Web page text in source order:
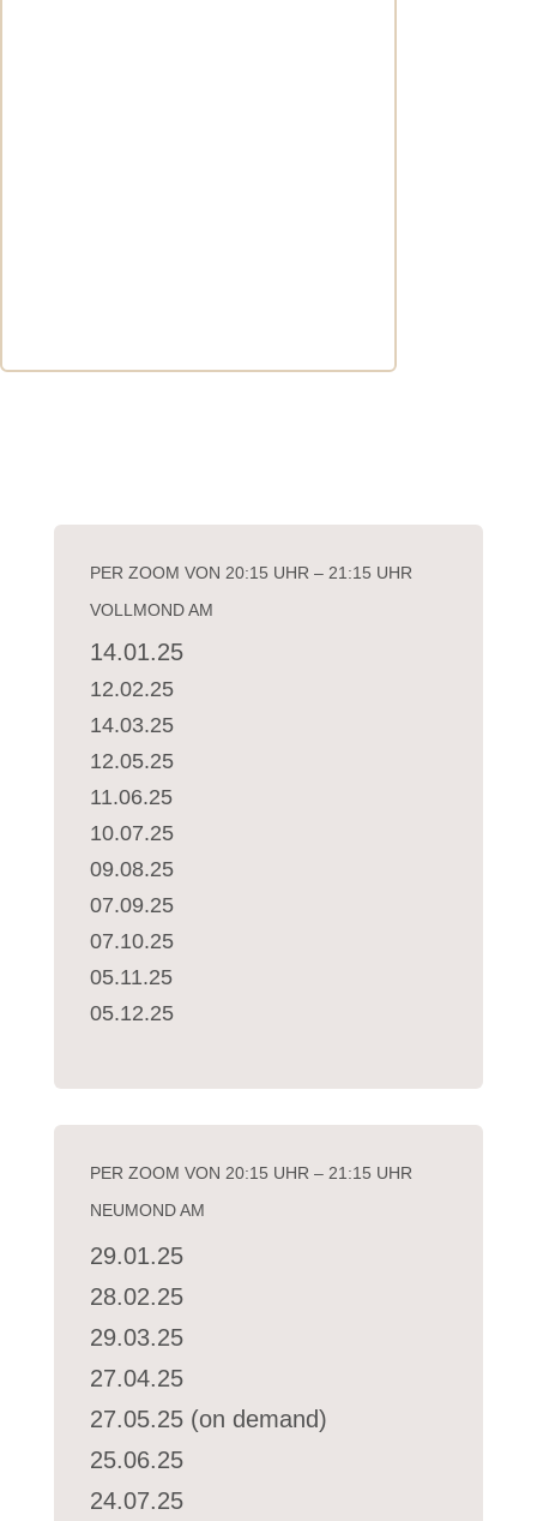
PER ZOOM VON 20:15 UHR – 21:15 UHR
VOLLMOND AM
14.01.25
12.02.25
14.03.25
12.05.25
11.06.25
10.07.25
09.08.25
07.09.25
07.10.25
05.11.25
05.12.25
PER ZOOM VON 20:15 UHR – 21:15 UHR
NEUMOND AM
29.01.25
28.02.25
29.03.25
27.04.25
27.05.25 (on demand)
25.06.25
24.07.25